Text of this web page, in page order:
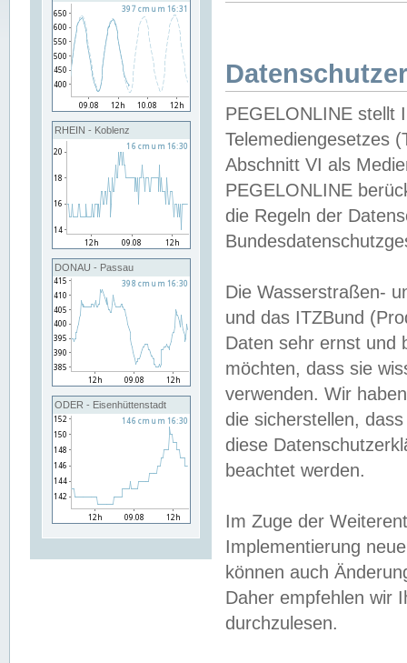
RHEIN - Koblenz
DONAU - Passau
ODER - Eisenhüttenstadt
PEGELONLINE stellt
Telemediengesetzes
Abschnitt VI als
PEGELONLINE
die Regeln der
Die Wasserstraßen-
und das ITZBund
Daten sehr ernst und
möchten, dass sie
verwenden. Wir
die sicherstellen,
diese
beachtet werden.
Im Zuge der
Implementierung
können auch
Daher empfehlen wir
durchzulesen.